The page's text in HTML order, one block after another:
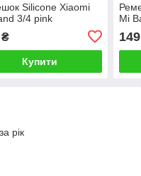
Silicone Xiaomi
3/4 pink
Купити
Mi
149
рік